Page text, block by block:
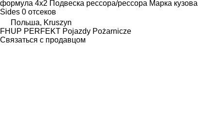
формула 4x2 Подвеска рессора/рессора Марка кузова
Sides 0 отсеков
Польша, Kruszyn
FHUP PERFEKT Pojazdy Pożarnicze
Связаться с продавцом